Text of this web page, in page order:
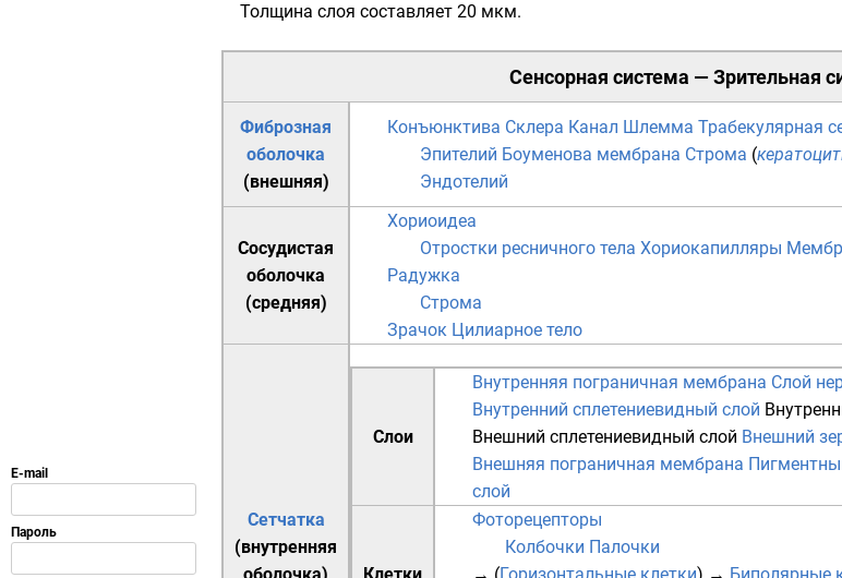
Толщина слоя составляет 20 мкм.
Сенсорная система — Зрительная
Фиброзная
оболочка
(внешняя)
Конъюнктива Склера Канал Шлемма Трабекулярная
Эпителий Боуменова мембрана Строма (
Эндотелий
Сосудистая
оболочка
(средняя)
Хориоидеа
Отростки ресничного тела Хориокапилляры
Радужка
Строма
Зрачок Цилиарное тело
Сетчатка
(внутренняя
Слои
Внутренняя пограничная мембрана Слой
Внутренний сплетениевидный слой
Внешний сплетениевидный слой Внешний
Внешняя пограничная мембрана
слой
Фоторецепторы
Колбочки Палочки